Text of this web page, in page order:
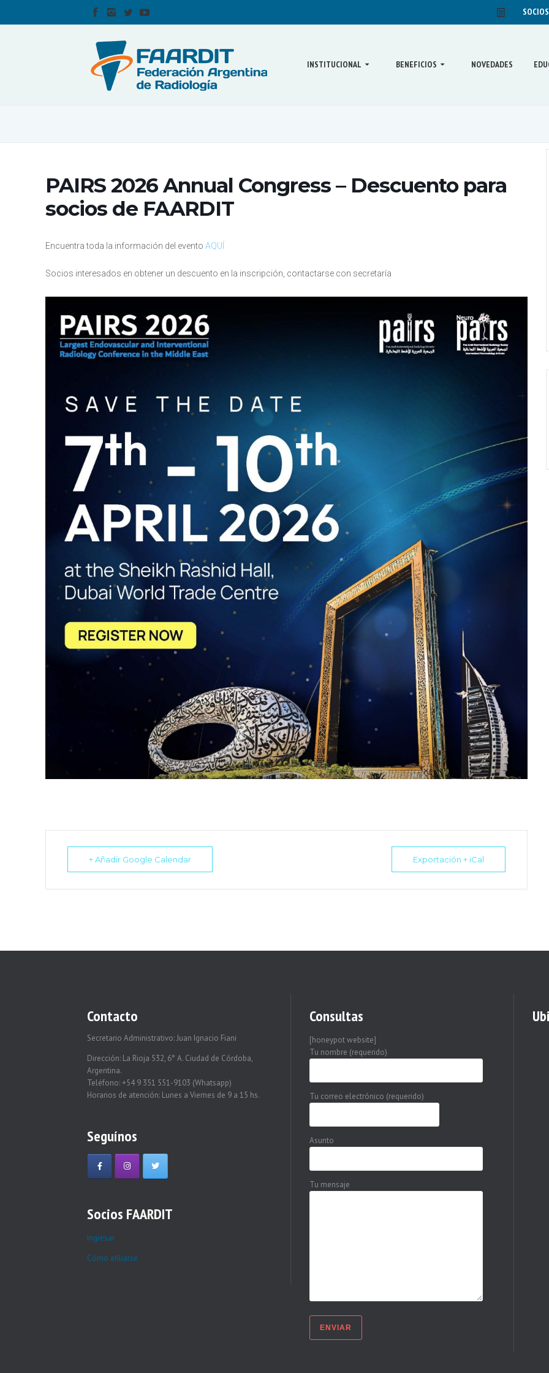
INSTITUCIONAL BENEFICIOS NOVEDADES
PAIRS 2026 Annual Congress – Descuento para
socios de FAARDIT
Encuentra toda la información del evento AQUÍ
Socios interesados en obtener un descuento en la inscripción, contactarse con secretaría
+ Añadir Google Calendar Exportación + iCal
Contacto
Secretario Administrativo: Juan Ignacio Fiani
Dirección: La Rioja 532, 6° A. Ciudad de Córdoba,
Argentina.
Teléfono: +54 9 351 551-9103 (Whatsapp)
Horarios de atención: Lunes a Viernes de 9 a 15 hs.
Seguínos
Socios FAARDIT
Ingresar
Cómo afiliarse
Consultas
[honeypot website]
Tu nombre (requerido)
Tu correo electrónico (requerido)
Asunto
Tu mensaje